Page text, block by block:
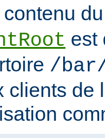
est
/
clients de